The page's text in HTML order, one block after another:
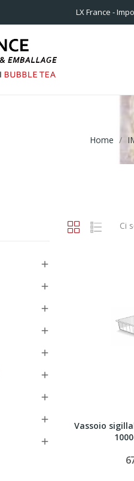
LX France -
Home









Ci
Vassoio